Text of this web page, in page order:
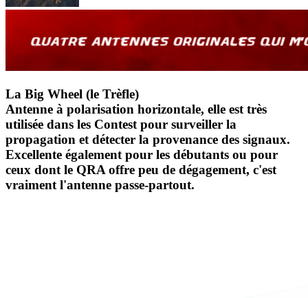
La Big Wheel (le Trèfle)
Antenne à polarisation horizontale, elle est très
utilisée dans les Contest pour surveiller la
propagation et détecter la provenance des signaux.
Excellente également pour les débutants ou pour
ceux dont le QRA offre peu de dégagement, c'est
vraiment l'antenne passe-partout.